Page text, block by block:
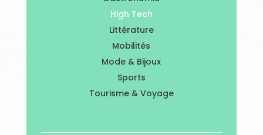
High Tech
Littérature
Mobilités
Mode & Bijoux
Sports
Tourisme & Voyage